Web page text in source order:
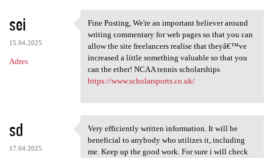
sei
15.04.2025
Adres
Fine Posting, We're an
Fine Posting, We're an important believer around
writing commentary for web pages so that you can
allow the site freelancers realise that theyâ€™ve
increased a little something valuable so that you
can the ether! NCAA tennis scholarships
https://www.scholarsports.co.uk/
sd
17.04.2025
Very efficiently written
Very efficiently written information. It will be
beneficial to anybody who utilizes it, including
me. Keep up the good work. For sure i will check